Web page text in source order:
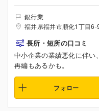
銀行業
福井県福井市順化1丁目6-
長所・短所の口コミ
中小企業の業績悪化に伴い
再編もあるかも。
フォロー